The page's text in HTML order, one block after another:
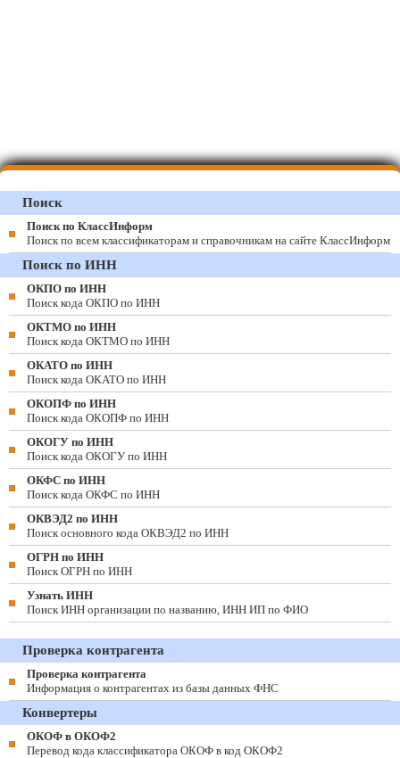
Поиск
Поиск по КлассИнформ
Поиск по всем классификаторам и справочникам на сайте КлассИнформ
Поиск по ИНН
ОКПО по ИНН
Поиск кода ОКПО по ИНН
ОКТМО по ИНН
Поиск кода ОКТМО по ИНН
ОКАТО по ИНН
Поиск кода ОКАТО по ИНН
ОКОПФ по ИНН
Поиск кода ОКОПФ по ИНН
ОКОГУ по ИНН
Поиск кода ОКОГУ по ИНН
ОКФС по ИНН
Поиск кода ОКФС по ИНН
ОКВЭД2 по ИНН
Поиск основного кода ОКВЭД2 по ИНН
ОГРН по ИНН
Поиск ОГРН по ИНН
Узнать ИНН
Поиск ИНН организации по названию, ИНН ИП по ФИО
Проверка контрагента
Проверка контрагента
Информация о контрагентах из базы данных ФНС
Конвертеры
ОКОФ в ОКОФ2
Перевод кода классификатора ОКОФ в код ОКОФ2